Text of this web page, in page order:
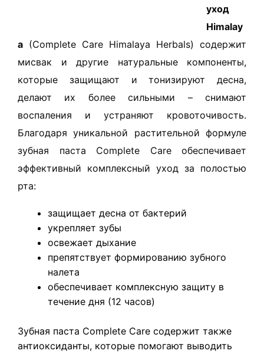
уход
Himalay
a (Complete Care Himalaya Herbals) содержит
мисвак и другие натуральные компоненты,
которые защищают и тонизируют десна,
делают их более сильными – снимают
воспаления и устраняют кровоточивость.
Благодаря уникальной растительной формуле
зубная паста Complete Care обеспечивает
эффективный комплексный уход за полостью
рта:
защищает десна от бактерий
укрепляет зубы
освежает дыхание
препятствует формированию зубного
налета
обеспечивает комплексную защиту в
течение дня (12 часов)
Зубная паста Complete Care содержит также
антиоксиданты, которые помогают выводить